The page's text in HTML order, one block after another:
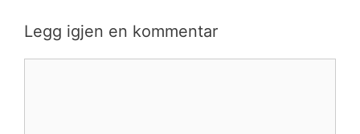
Legg igjen en kommentar